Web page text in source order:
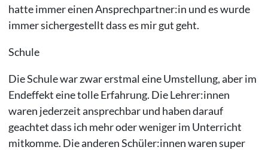
hatte immer einen Ansprechpartner:in und es wurde
immer sichergestellt dass es mir gut geht.
Schule
Die Schule war zwar erstmal eine Umstellung, aber im
Endeffekt eine tolle Erfahrung. Die Lehrer:innen
waren jederzeit ansprechbar und haben darauf
geachtet dass ich mehr oder weniger im Unterricht
mitkomme. Die anderen Schüler:innen waren super